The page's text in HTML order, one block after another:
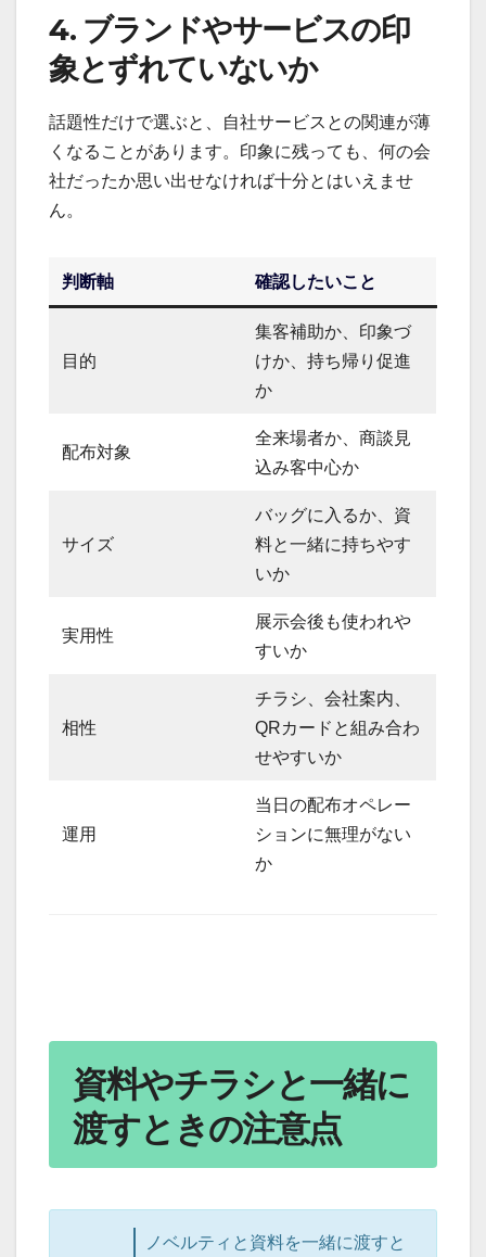
4. ブランドやサービスの印
象とずれていないか
話題性だけで選ぶと、自社サービスとの関連が薄
くなることがあります。印象に残っても、何の会
社だったか思い出せなければ十分とはいえませ
ん。
判断軸 確認したいこと
目的
集客補助か、印象づ
けか、持ち帰り促進
か
配布対象
全来場者か、商談見
込み客中心か
サイズ
バッグに入るか、資
料と一緒に持ちやす
いか
実用性
展示会後も使われや
すいか
相性
チラシ、会社案内、
QRカードと組み合わ
せやすいか
運用
当日の配布オペレー
ションに無理がない
か
資料やチラシと一緒に
渡すときの注意点
ノベルティと資料を一緒に渡すと